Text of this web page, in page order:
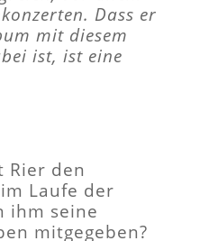
Dass er
mit diesem
ist, ist eine
Rier den
Laufe der
ihm seine
mitgegeben?